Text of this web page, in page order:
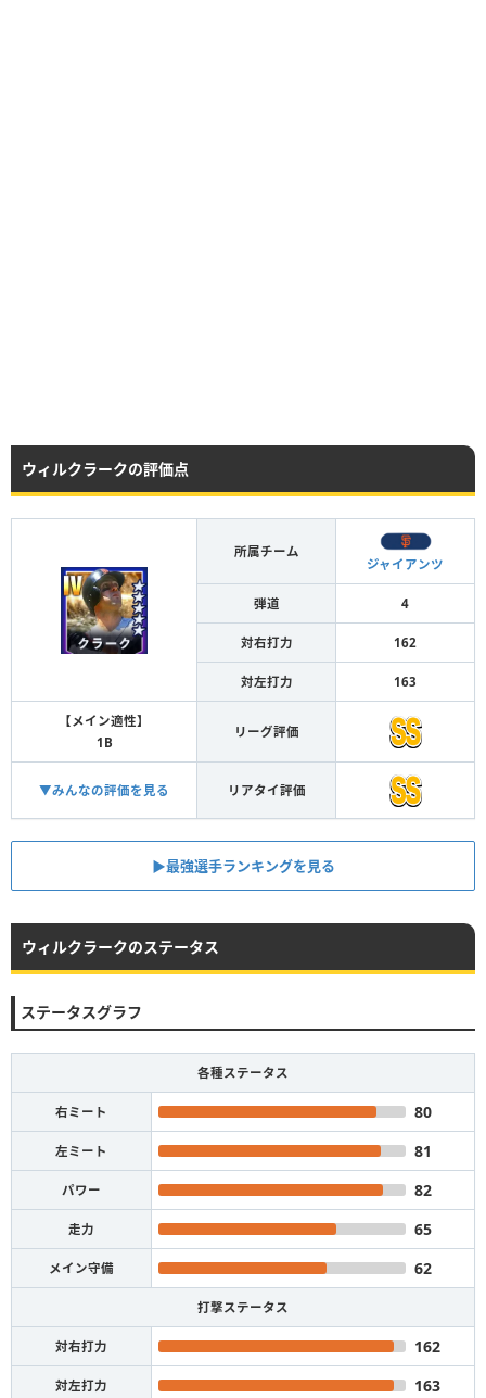
ウィルクラークの評価点
所属チーム
ジャイアンツ
弾道 4
対右打力 162
対左打力 163
【メイン適性】
1B
リーグ評価
▼みんなの評価を見る リアタイ評価
▶︎最強選手ランキングを見る
ウィルクラークのステータス
ステータスグラフ
各種ステータス
右ミート 80
左ミート 81
パワー 82
走力 65
メイン守備 62
打撃ステータス
対右打力 162
対左打力 163